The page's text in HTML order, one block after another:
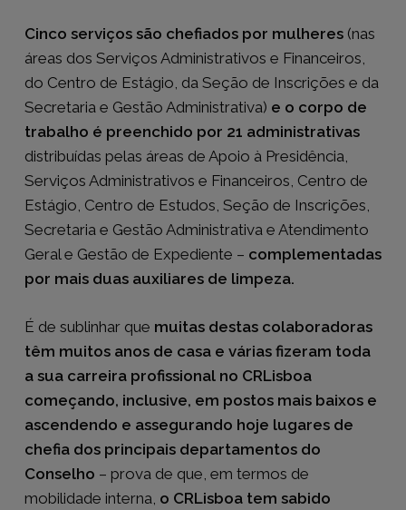
Cinco serviços são chefiados por mulheres(nas
áreas dos Serviços Administrativos e Financeiros,
do Centro de Estágio, da Seção de Inscrições e da
Secretaria e Gestão Administrativa) e o corpo de
trabalho é preenchido por 21 administrativas
distribuídas pelas áreas de Apoio à Presidência,
Serviços Administrativos e Financeiros, Centro de
Estágio, Centro de Estudos, Seção de Inscrições,
Secretaria e Gestão Administrativa e Atendimento
Geral e Gestão de Expediente – complementadas
por mais duas auxiliares de limpeza.
É de sublinhar que muitas destas colaboradoras
têm muitos anos de casa e várias fizeram toda
a sua carreira profissional no CRLisboa
começando, inclusive, em postos mais baixos e
ascendendo e assegurando hoje lugares de
chefia dos principais departamentos do
Conselho – prova de que, em termos de
mobilidade interna, o CRLisboa tem sabido